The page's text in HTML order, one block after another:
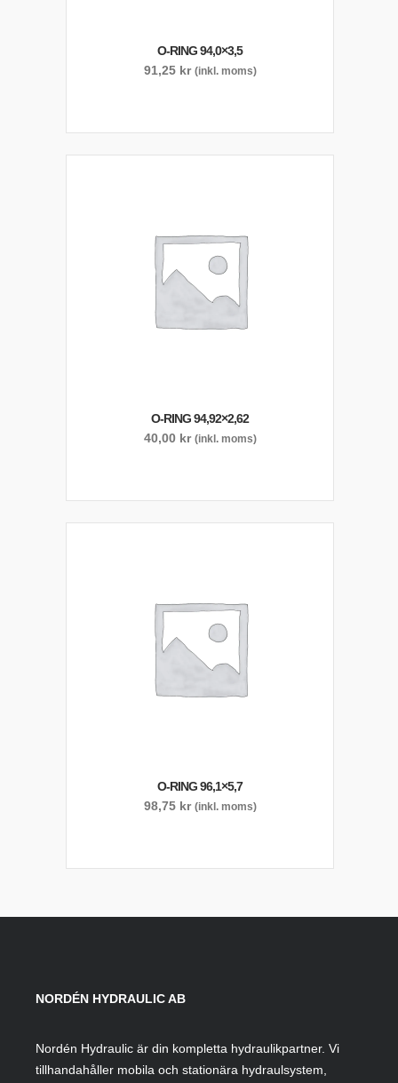
O-RING 94,0×3,5
91,25 kr (inkl. moms)
O-RING 94,92×2,62
40,00 kr (inkl. moms)
O-RING 96,1×5,7
98,75 kr (inkl. moms)
NORDÉN HYDRAULIC AB
Nordén Hydraulic är din kompletta hydraulikpartner. Vi
tillhandahåller mobila och stationära hydraulsystem,